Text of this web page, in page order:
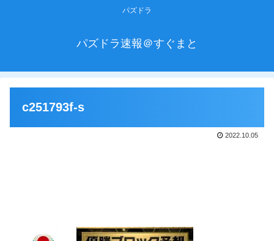
パズドラ
パズドラ速報＠すぐまと
c251793f-s
2022.10.05